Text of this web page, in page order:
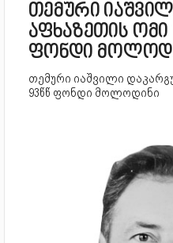
თემური
აფხაზეთის ომი
ფონდი
თემური იაშვილი
93წწ ფონდი მოლოდინი